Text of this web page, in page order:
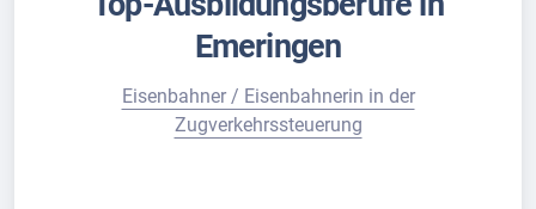
Emeringen
Eisenbahner / Eisenbahnerin in der
Zugverkehrssteuerung